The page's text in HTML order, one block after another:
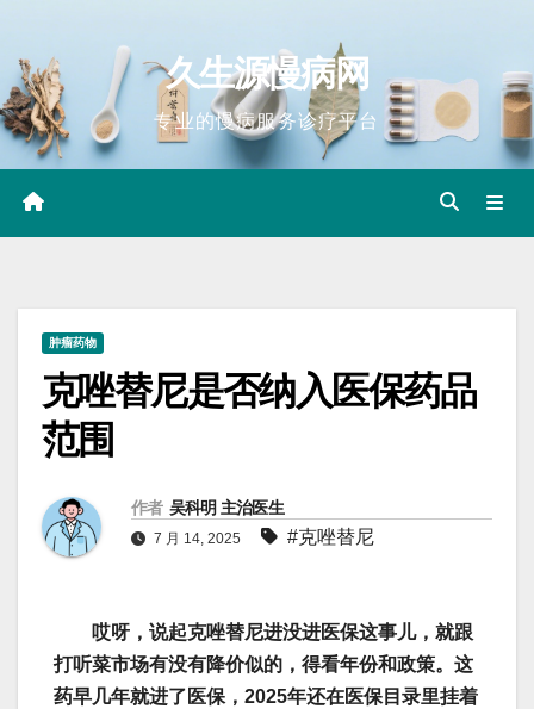
content
久生源慢病网
专业的慢病服务诊疗平台
肿瘤药物
克唑替尼是否纳入医保药品
范围
作者 吴科明 主治医生
7 月 14, 2025 #克唑替尼
哎呀，说起克唑替尼进没进医保这事儿，就跟
打听菜市场有没有降价似的，得看年份和政策。这
药早几年就进了医保，2025年还在医保目录里挂着